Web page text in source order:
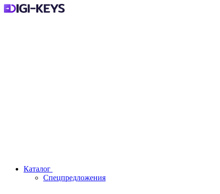
Каталог
Спецпредложения